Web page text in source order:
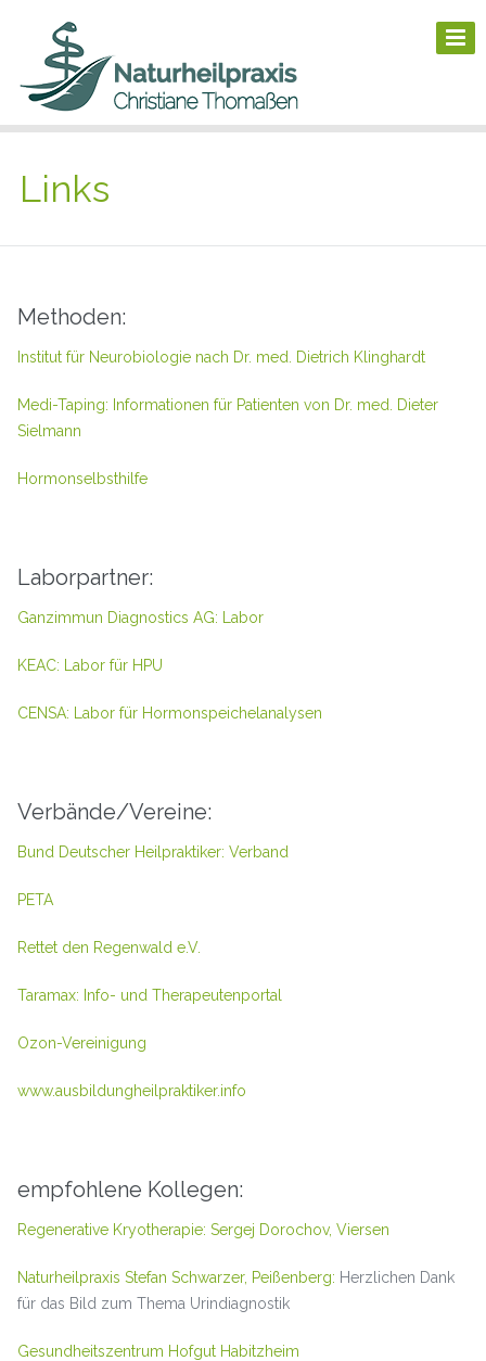
Links
Methoden:
Institut für Neurobiologie nach Dr. med. Dietrich Klinghardt
Medi-Taping: Informationen für Patienten von Dr. med. Dieter
Sielmann
Hormonselbsthilfe
Laborpartner:
Ganzimmun Diagnostics AG: Labor
KEAC: Labor für HPU
CENSA: Labor für Hormonspeichelanalysen
Verbände/Vereine:
Bund Deutscher Heilpraktiker: Verband
PETA
Rettet den Regenwald e.V.
Taramax: Info- und Therapeutenportal
Ozon-Vereinigung
www.ausbildungheilpraktiker.info
empfohlene Kollegen:
Regenerative Kryotherapie: Sergej Dorochov, Viersen
Naturheilpraxis Stefan Schwarzer, Peißenberg: Herzlichen Dank
für das Bild zum Thema Urindiagnostik
Gesundheitszentrum Hofgut Habitzheim